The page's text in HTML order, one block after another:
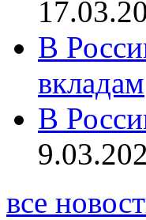
В
вкладам
В
все